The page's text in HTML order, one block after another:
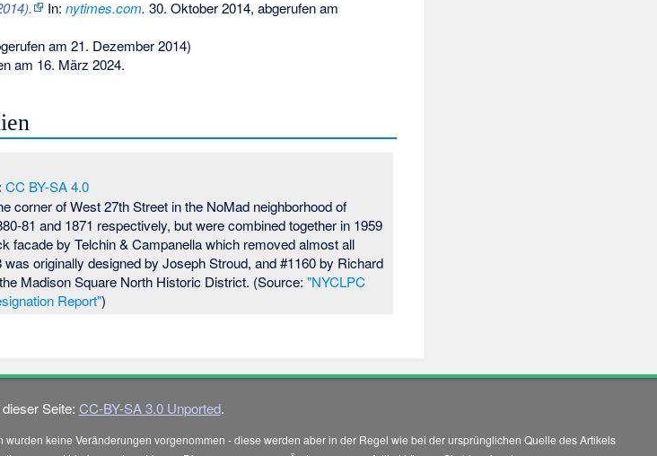
In: nytimes.com. 30. Oktober 2014, abgerufen am
am 21. Dezember 2014)
am 16. März 2024.
CC BY-SA 4.0
corner of West 27th Street in the NoMad neighborhood of
81 and 1871 respectively, but were combined together in 1959
facade by Telchin & Campanella which removed almost all
originally designed by Joseph Stroud, and #1160 by Richard
Madison Square North Historic District. (Source:"NYCLPC
Report")
Seite: CC-BY-SA 3.0 Unported.
keine Veränderungen vorgenommen - diese werden aber in der Regel wie bei der ursprünglichen Quelle des Artikels